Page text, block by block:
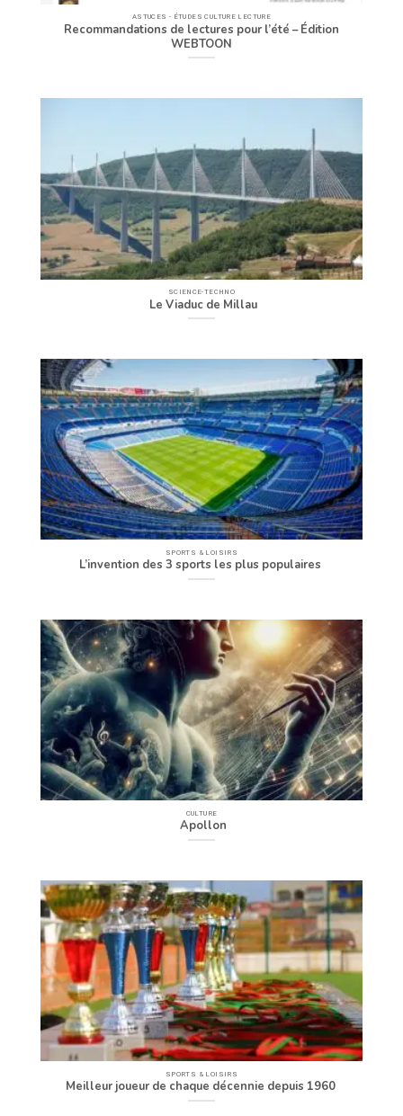
ASTUCES - ÉTUDES CULTURE LECTURE
Recommandations de lectures pour l’été – Édition
WEBTOON
SCIENCE-TECHNO
Le Viaduc de Millau
SPORTS & LOISIRS
L’invention des 3 sports les plus populaires
CULTURE
Apollon
SPORTS & LOISIRS
Meilleur joueur de chaque décennie depuis 1960